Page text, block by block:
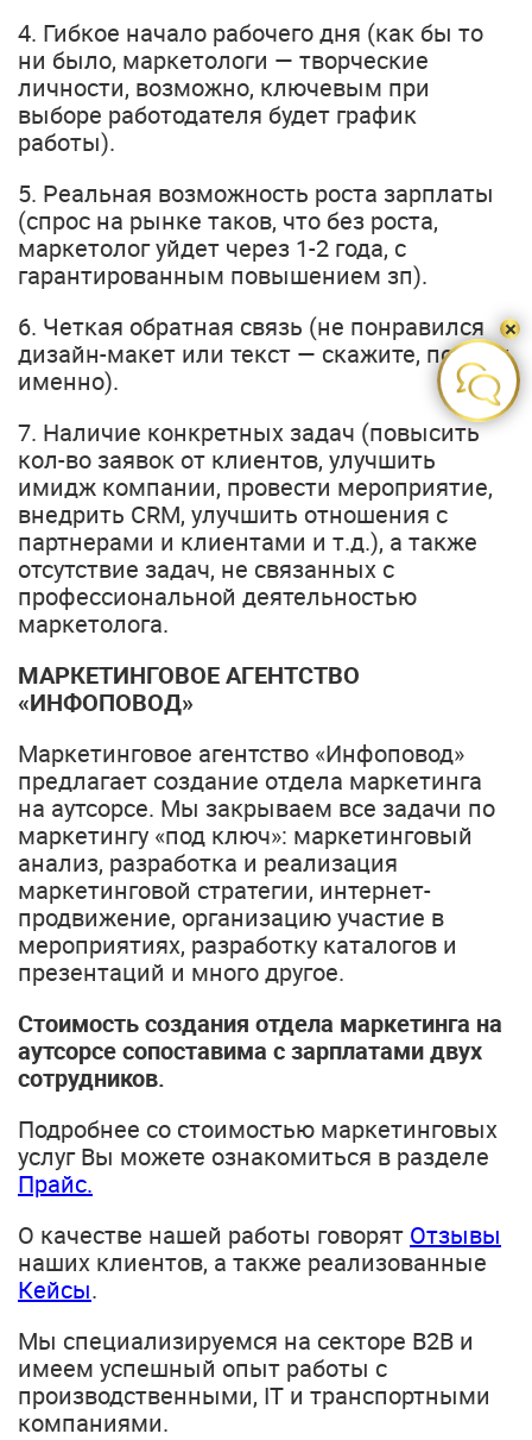
4. Гибкое начало рабочего дня (как бы то
ни было, маркетологи — творческие
личности, возможно, ключевым при
выборе работодателя будет график
работы).
5. Реальная возможность роста зарплаты
(спрос на рынке таков, что без роста,
маркетолог уйдет через 1-2 года, с
гарантированным повышением зп).
6. Четкая обратная связь (не понравился
дизайн-макет или текст — скажите, почему
именно).
7. Наличие конкретных задач (повысить
кол-во заявок от клиентов, улучшить
имидж компании, провести мероприятие,
внедрить CRM, улучшить отношения с
партнерами и клиентами и т.д.), а также
отсутствие задач, не связанных с
профессиональной деятельностью
маркетолога.
МАРКЕТИНГОВОЕ АГЕНТСТВО
«ИНФОПОВОД»
Маркетинговое агентство «Инфоповод»
предлагает создание отдела маркетинга
на аутсорсе. Мы закрываем все задачи по
маркетингу «под ключ»: маркетинговый
анализ, разработка и реализация
маркетинговой стратегии, интернет-
продвижение, организацию участие в
мероприятиях, разработку каталогов и
презентаций и много другое.
Стоимость создания отдела маркетинга на
аутсорсе сопоставима с зарплатами двух
сотрудников.
Подробнее со стоимостью маркетинговых
услуг Вы можете ознакомиться в разделе
Прайс.
О качестве нашей работы говорят Отзывы
наших клиентов, а также реализованные
Кейсы.
Мы специализируемся на секторе B2B и
имеем успешный опыт работы с
производственными, IT и транспортными
компаниями.